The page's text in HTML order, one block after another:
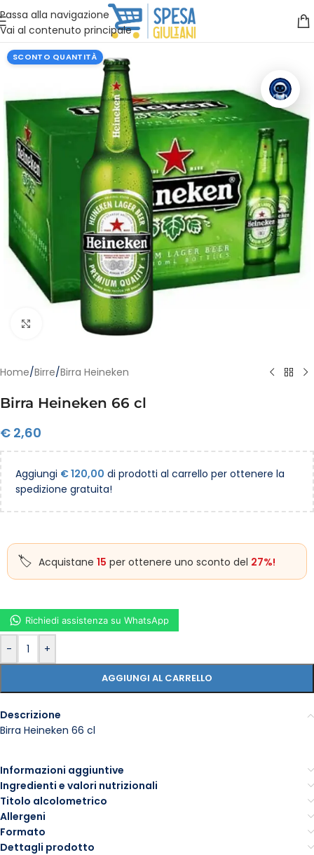
Passa alla navigazione
Vai al contenuto principale
Vuoi assistenza?Clicca qui e ti richiamiamo noi
SCONTO QUANTITÀ
Clicca per ingrandire
Home/Birre/Birra Heineken
Birra Heineken 66 cl
€ 2,60
Aggiungi €120,00 di prodotti al carrello per ottenere la
spedizione gratuita!
Acquistane 15 per ottenere uno sconto del 27%!
- +
AGGIUNGI AL CARRELLO
Richiedi assistenza su WhatsApp
Descrizione
Birra Heineken 66 cl
Informazioni aggiuntive
Ingredienti e valori nutrizionali
Titolo alcolometrico
Allergeni
Formato
Dettagli prodotto